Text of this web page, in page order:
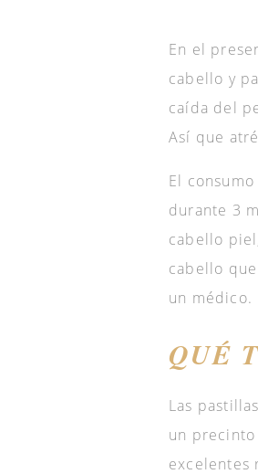
En el
cabello y
caída del
Así que
El
durante 3
cabello
cabello
un médico.
QUÉ
Las
un
excelentes